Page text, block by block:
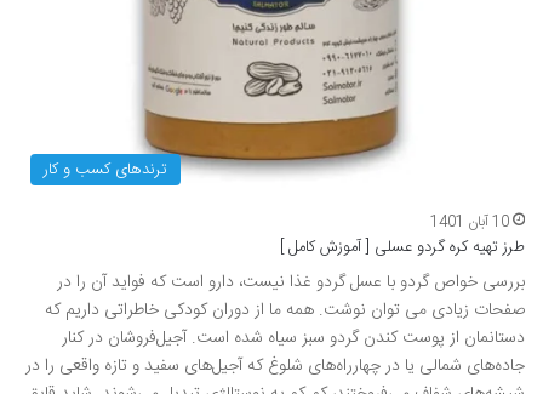
ترندهای کسب و کار
10 آبان 1401
طرز تهیه کره گردو عسلی [ آموزش کامل ]
بررسی خواص گردو با عسل گردو غذا نیست، دارو است که فواید آن را در
صفحات زیادی می توان نوشت. همه ما از دوران کودکی خاطراتی داریم که
دستانمان از پوست کندن گردو سبز سیاه شده است. آجیل‌فروشان در کنار
جاده‌های شمالی یا در چهارراه‌های شلوغ که آجیل‌های سفید و تازه واقعی را در